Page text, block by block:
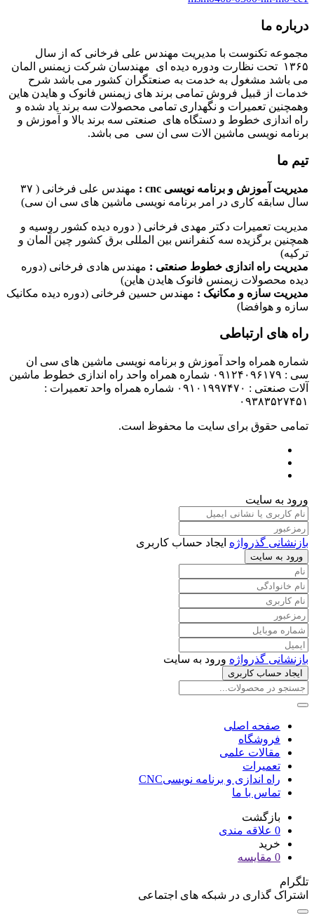
درباره ما
مجموعه تکنوست با مدیریت مهندس علی فرخانی که از سال
۱۳۶۵ تحت نظارت ودوره دیده ای مهندسان شرکت زیمنس المان
می باشد مشغول به خدمت به صنعتگران کشور می باشد شرح
خدمات از قبیل فروش تمامی برند های زیمنس فانوک و هایدن هاین
وهمچنین تعمیرات و نگهداری تمامی محصولات سه برند یاد شده و
راه اندازی خطوط و دستگاه های صنعتی سه برند بالا و آموزش و
برنامه نویسی ماشین الات سی ان سی می باشد.
تیم ما
مدیریت آموزش و برنامه نویسی cnc :
مهندس علی فرخانی ( ۳۷
سال سابقه کاری در امر برنامه نویسی ماشین های سی ان سی)
مدیریت تعمیرات دکتر مهدی فرخانی ( دوره دیده کشور روسیه و
همچنین برگزیده سه کنفرانس بین المللی برق کشور چین آلمان و
ترکیه)
مدیریت راه اندازی خطوط صنعتی : مهندس هادی فرخانی (دوره
دیده محصولات زیمنس فانوک هایدن هاین)
مدیریت سازه و مکانیک : مهندس حسین فرخانی (دوره دیده مکانیک
سازه و هوافضا)
راه های ارتباطی
شماره همراه واحد آموزش و برنامه نویسی ماشین های سی ان
سی : ۰۹۱۲۴۰۹۶۱۷۹ شماره همراه واحد راه اندازی خطوط ماشین
آلات صنعتی : ۰۹۱۰۱۹۹۷۴۷۰ شماره همراه واحد تعمیرات :
۰۹۳۸۳۵۲۷۴۵۱
تمامی حقوق برای سایت ما محفوظ است.
ورود به سایت
بازنشانی گذرواژه ایجاد حساب کاربری
ورود به سایت
بازنشانی گذرواژه ورود به سایت
ایجاد حساب کاربری
صفحه اصلی
فروشگاه
مقالات علمی
تعمیرات
راه اندازی و برنامه نویسیCNC
تماس با ما
بازگشت
0 علاقه مندی
خرید
0 مقایسه
تلگرام
اشتراک گذاری در شبکه های اجتماعی